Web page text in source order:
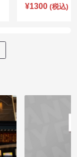
¥1300 (税込)